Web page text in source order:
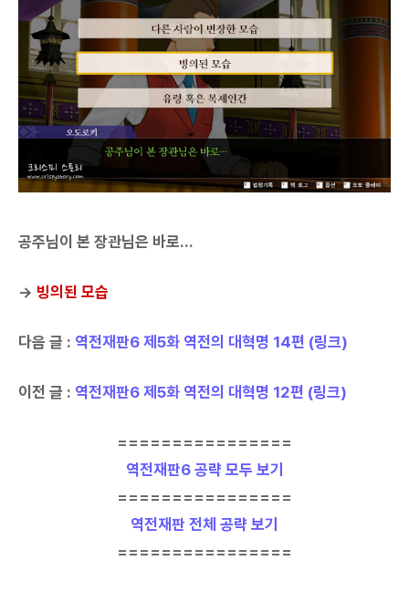
공주님이 본 장관님은 바로...
→ 빙의된 모습
다음 글 : 역전재판6 제5화 역전의 대혁명 14편 (링크)
이전 글 : 역전재판6 제5화 역전의 대혁명 12편 (링크)
================
역전재판6 공략 모두 보기
================
역전재판 전체 공략 보기
================